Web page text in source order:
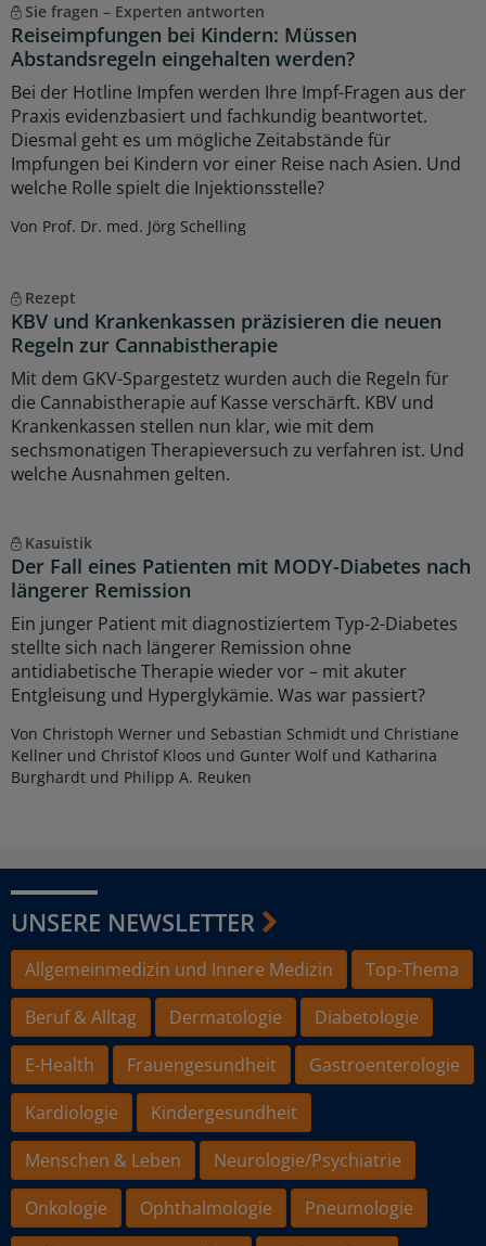
Sie fragen – Experten antworten
Reiseimpfungen bei Kindern: Müssen
Abstandsregeln eingehalten werden?
Bei der Hotline Impfen werden Ihre Impf-Fragen aus der
Praxis evidenzbasiert und fachkundig beantwortet.
Diesmal geht es um mögliche Zeitabstände für
Impfungen bei Kindern vor einer Reise nach Asien. Und
welche Rolle spielt die Injektionsstelle?
Von Prof. Dr. med. Jörg Schelling
Rezept
KBV und Krankenkassen präzisieren die neuen
Regeln zur Cannabistherapie
Mit dem GKV-Spargestetz wurden auch die Regeln für
die Cannabistherapie auf Kasse verschärft. KBV und
Krankenkassen stellen nun klar, wie mit dem
sechsmonatigen Therapieversuch zu verfahren ist. Und
welche Ausnahmen gelten.
Kasuistik
Der Fall eines Patienten mit MODY-Diabetes nach
längerer Remission
Ein junger Patient mit diagnostiziertem Typ-2-Diabetes
stellte sich nach längerer Remission ohne
antidiabetische Therapie wieder vor – mit akuter
Entgleisung und Hyperglykämie. Was war passiert?
Von Christoph Werner und Sebastian Schmidt und Christiane
Kellner und Christof Kloos und Gunter Wolf und Katharina
Burghardt und Philipp A. Reuken
UNSERE NEWSLETTER
Allgemeinmedizin und Innere Medizin
Top-Thema
Beruf & Alltag
Dermatologie
Diabetologie
E-Health
Frauengesundheit
Gastroenterologie
Kardiologie
Kindergesundheit
Menschen & Leben
Neurologie/Psychiatrie
Onkologie
Ophthalmologie
Pneumologie